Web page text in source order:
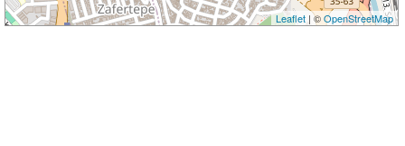
Leaflet| ©OpenStreetMap